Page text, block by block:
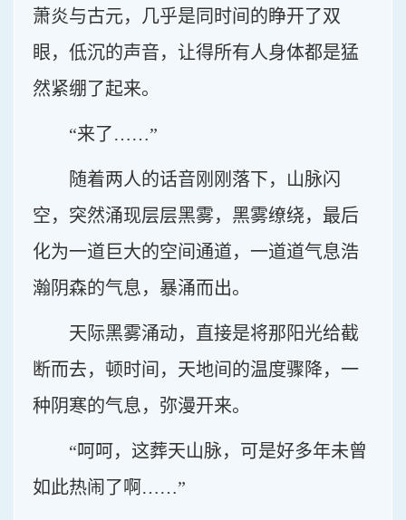
萧炎与古元，几乎是同时间的睁开了双
眼，低沉的声音，让得所有人身体都是猛
然紧绷了起来。
“来了……”
随着两人的话音刚刚落下，山脉闪
空，突然涌现层层黑雾，黑雾缭绕，最后
化为一道巨大的空间通道，一道道气息浩
瀚阴森的气息，暴涌而出。
天际黑雾涌动，直接是将那阳光给截
断而去，顿时间，天地间的温度骤降，一
种阴寒的气息，弥漫开来。
“呵呵，这葬天山脉，可是好多年未曾
如此热闹了啊……”